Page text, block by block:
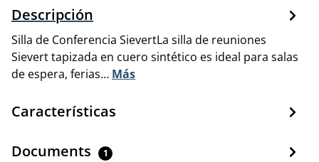
Descripción
Silla de Conferencia SievertLa silla de reuniones
Sievert tapizada en cuero sintético es ideal para salas
de espera, ferias… Más
Características
Documents 1